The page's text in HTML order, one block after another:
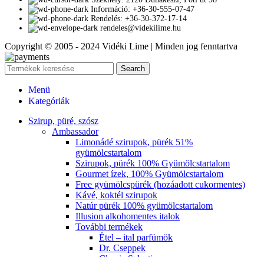
Információ: +36-30-555-07-47
Rendelés: +36-30-372-17-14
rendeles@videkilime.hu
Copyright © 2005 - 2024 Vidéki Lime | Minden jog fenntartva
Search
Menü
Kategóriák
Szirup, püré, szósz
Ambassador
Limonádé szirupok, pürék 51%
gyümölcstartalom
Szirupok, pürék 100% Gyümölcstartalom
Gourmet ízek, 100% Gyümölcstartalom
Free gyümölcspürék (hozáadott cukormentes)
Kávé, koktél szirupok
Natúr pürék 100% gyümölcstartalom
Illusion alkohomentes italok
További termékek
Étel – ital parfümök
Dr. Cseppek